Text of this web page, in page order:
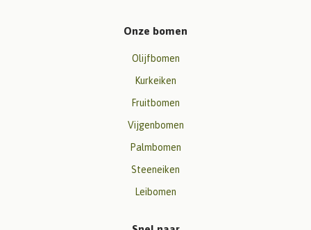
Onze bomen
Olijfbomen
Kurkeiken
Fruitbomen
Vijgenbomen
Palmbomen
Steeneiken
Leibomen